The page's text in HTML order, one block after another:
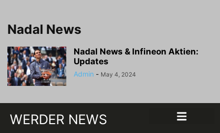
Nadal News
Nadal News & Infineon Aktien:
Updates
Admin - May 4, 2024
WERDER NEWS